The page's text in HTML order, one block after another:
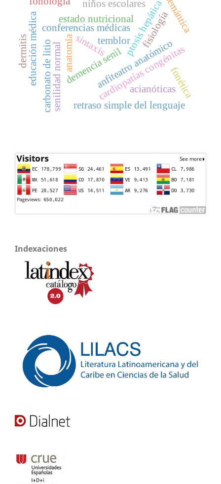
ptosis hepática
conferencias médicas
anatomía
fisiología
demencia senil
senilidad normal anfiteatro anatómico
cardiopatías congénitas
acianóticas
educación médica estado nutricional
carbonato de litio retraso simple del lenguaje
niños escolares
sintaxis
semántica
fonética
temblor
dermitis
Indexaciones